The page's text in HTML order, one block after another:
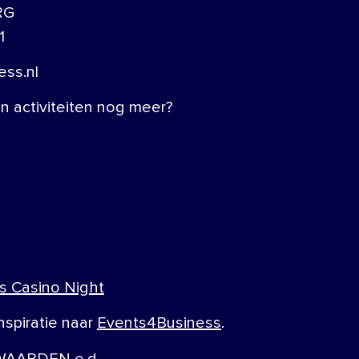
activiteiten nog meer?
Casino Night
naar Events4Business.